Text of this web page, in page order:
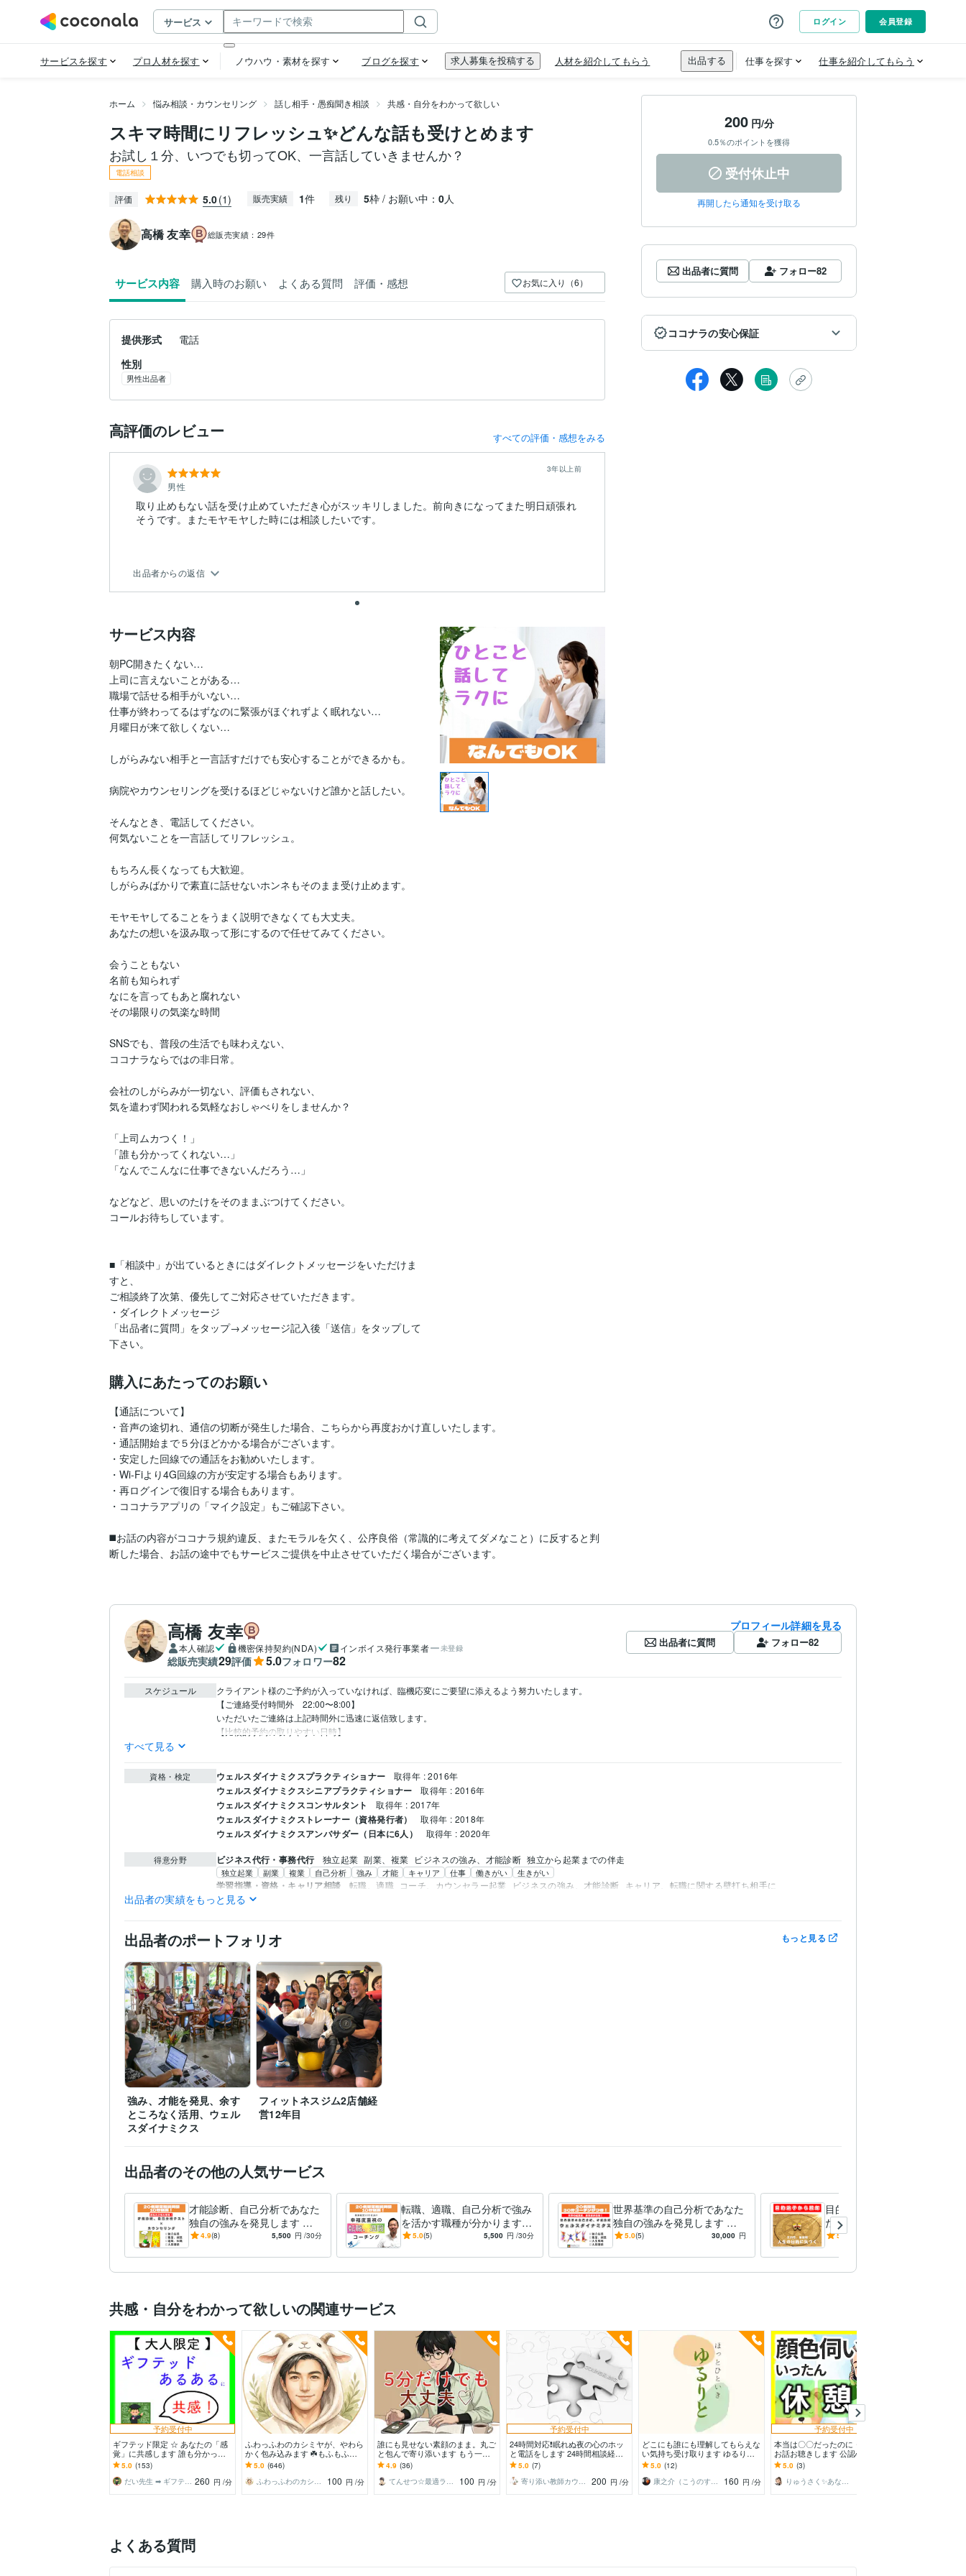
ホーム 悩み相談・カウンセリング 話し相手・愚痴聞き相談 共感・自分をわかって欲しい
スキマ時間にリフレッシュ✨どんな話も受けとめます
お試し１分、いつでも切ってOK、一言話していきませんか？
電話相談
評価 5.0(1) 販売実績 1件 残り 5枠 / お願い中： 0人
高橋 友幸 総販売実績： 29件
サービス内容 購入時のお願い よくある質問 評価・感想 お気に入り（6）
提供形式
電話
性別
男性出品者
高評価のレビュー すべての評価・感想をみる
男性
3年以上前
取り止めもない話を受け止めていただき心がスッキリしました。前向きになってまた明日頑張れ
そうです。またモヤモヤした時には相談したいです。
出品者からの返信
サービス内容
朝PC開きたくない…
上司に言えないことがある…
職場で話せる相手がいない…
仕事が終わってるはずなのに緊張がほぐれずよく眠れない…
月曜日が来て欲しくない…
しがらみない相手と一言話すだけでも安心することができるかも。
病院やカウンセリングを受けるほどじゃないけど誰かと話したい。
そんなとき、電話してください。
何気ないことを一言話してリフレッシュ。
もちろん長くなっても大歓迎。
しがらみばかりで素直に話せないホンネもそのまま受け止めます。
モヤモヤしてることをうまく説明できなくても大丈夫。
あなたの想いを汲み取って形にするので任せてみてください。
会うこともない
名前も知られず
なにを言ってもあと腐れない
その場限りの気楽な時間
SNSでも、普段の生活でも味わえない、
ココナラならではの非日常。
会社のしがらみが一切ない、評価もされない、
気を遣わず関われる気軽なおしゃべりをしませんか？
「上司ムカつく！」
「誰も分かってくれない…」
「なんでこんなに仕事できないんだろう…」
などなど、思いのたけをそのままぶつけてください。
コールお待ちしています。
■「相談中」が出ているときにはダイレクトメッセージをいただけま
すと、
ご相談終了次第、優先してご対応させていただきます。
・ダイレクトメッセージ
「出品者に質問」をタップ→メッセージ記入後「送信」をタップして
下さい。
購入にあたってのお願い
【通話について】
・音声の途切れ、通信の切断が発生した場合、こちらから再度おかけ直しいたします。
・通話開始まで５分ほどかかる場合がございます。
・安定した回線での通話をお勧めいたします。
・Wi-Fiより4G回線の方が安定する場合もあります。
・再ログインで復旧する場合もあります。
・ココナラアプリの「マイク設定」もご確認下さい。
◼️お話の内容がココナラ規約違反、またモラルを欠く、公序良俗（常識的に考えてダメなこと）に反すると判
断した場合、お話の途中でもサービスご提供を中止させていただく場合がございます。
200円/分
0.5％のポイントを獲得
受付休止中
再開したら通知を受け取る
出品者に質問 フォロー82
ココナラの安心保証
高橋 友幸
本人確認 機密保持契約(NDA) インボイス発行事業者 未登録
総販売実績29評価 5.0フォロワー82
プロフィール詳細を見る
出品者に質問 フォロー82
スケジュール
クライアント様のご予約が入っていなければ、臨機応変にご要望に添えるよう努力いたします。
【ご連絡受付時間外　22:00〜8:00】
いただいたご連絡は上記時間外に迅速に返信致します。
【比較的予約の取りやすい日時】
すべて見る
資格・検定 ウェルスダイナミクスプラクティショナー 取得年 : 2016年
ウェルスダイナミクスシニアプラクティショナー 取得年 : 2016年
ウェルスダイナミクスコンサルタント 取得年 : 2017年
ウェルスダイナミクストレーナー（資格発行者） 取得年 : 2018年
ウェルスダイナミクスアンバサダー（日本に6人） 取得年 : 2020年
得意分野 ビジネス代行・事務代行 独立起業 副業、複業 ビジネスの強み、才能診断 独立から起業までの伴走
独立起業 副業 複業 自己分析 強み 才能 キャリア 仕事 働きがい 生きがい
学習指導・資格・キャリア相談 転職、適職 コーチ、カウンセラー起業 ビジネスの強み、才能診断 キャリア、転職に関する壁打ち相手に
転職 適職
出品者の実績をもっと見る
出品者のポートフォリオ もっと見る
強み、才能を発見、余す
ところなく活用、ウェル
スダイナミクス
フィットネスジム2店舗経
営12年目
出品者のその他の人気サービス
才能診断、自己分析であなた
独自の強みを発見します 独
立起業、副業、転職でのあな
4.9(8) 5,500 円 /30分
転職、適職、自己分析で強み
を活かす職種が分かります
自己分析で本領を発揮できる
5.0(5) 5,500 円 /30分
世界基準の自己分析であなた
独自の強みを発見します 世
界の起業家、経営者に自信と
5.0(5) 30,000 円
目的迷子から脱却するあなた
だけのコンパス見つけます
そもそもあなたは何がした
5.0
共感・自分をわかって欲しいの関連サービス
予約受付中
ギフテッド限定 ☆ あなたの「感
覚」に共感します 誰も分かって
くれない…、カウンセリング 不
要！誰か共感して〜
5.0 (153)
だい先生 ➡︎ ギフテッド（IQ142） 260 円 /分
ふわっふわのカシミヤが、やわら
かく包み込みます ☘️もふもふに
包まれて、心、ほどける☘️
5.0 (646)
ふわっふわのカシミヤ
100 円 /分
誰にも見せない素顔のまま。丸ご
と包んで寄り添います もう一人
で抱え込まないで⭐︎無理に整え
ず、今の想いを聴かせて
4.9 (36)
てんせつ☆最適ライフをサポートする
100 円 /分
予約受付中
24時間対応❗️眠れぬ夜の心のホッ
と電話をします 24時間相談経験
者が❗困った時にはいつでも寄り
添います❗
5.0 (7)
寄り添い教師カウンセラー Qooちー
200 円 /分
どこにも誰にも理解してもらえな
い気持ち受け取ります ゆるりと
電話✨傷ついた心の拠り所「あな
たの小部屋」
5.0 (12)
康之介（こうのすけ）
160 円 /分
予約受付中
本当は〇〇だったのに・・そんな
お話お聴きします 公認心理師☘
自分を後回しにしてきた人☘ボイ
スサンプル聞いてね
5.0 (3)
りゅうさく✨あなたに寄り添う公認心理師✨
よくある質問